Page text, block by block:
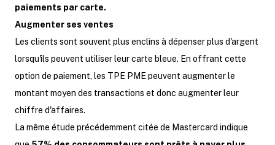
paiements par carte.
Augmenter ses ventes
Les clients sont souvent plus enclins à dépenser plus d'argent
lorsqu'ils peuvent utiliser leur carte bleue. En offrant cette
option de paiement, les TPE PME peuvent augmenter le
montant moyen des transactions et donc augmenter leur
chiffre d'affaires.
La même étude précédemment citée de Mastercard indique